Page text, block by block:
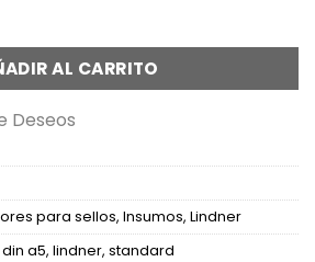
standard de 16 páginas con fondo
AL CARRITO
Deseos
para sellos, Insumos, Lindner
din a5, lindner, standard